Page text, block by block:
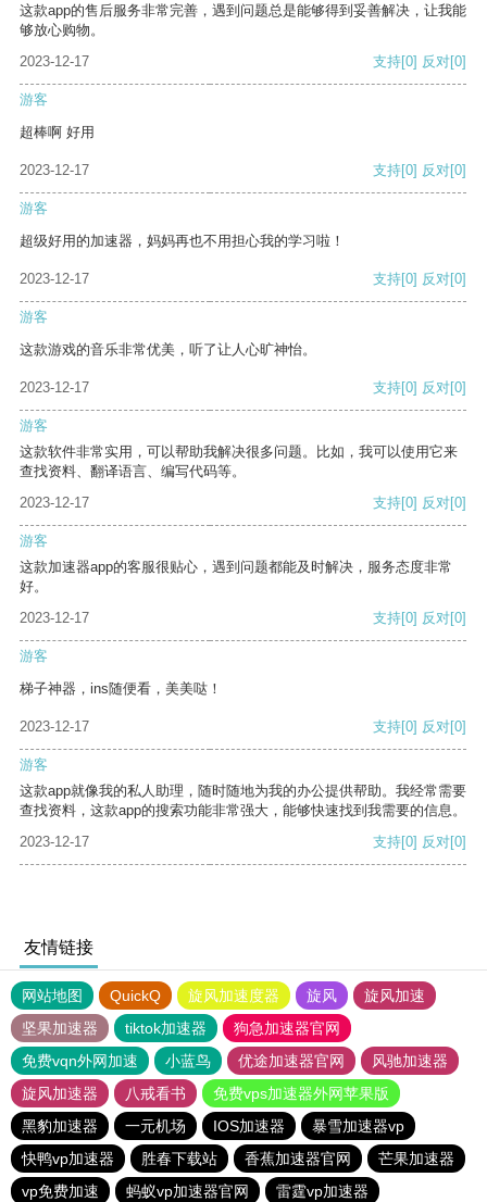
这款app的售后服务非常完善，遇到问题总是能够得到妥善解决，让我能
够放心购物。
2023-12-17
支持[0] 反对[0]
游客
超棒啊 好用
2023-12-17 支持[0] 反对[0]
游客
超级好用的加速器，妈妈再也不用担心我的学习啦！
2023-12-17 支持[0] 反对[0]
游客
这款游戏的音乐非常优美，听了让人心旷神怡。
2023-12-17 支持[0] 反对[0]
游客
这款软件非常实用，可以帮助我解决很多问题。比如，我可以使用它来
查找资料、翻译语言、编写代码等。
2023-12-17
支持[0] 反对[0]
游客
这款加速器app的客服很贴心，遇到问题都能及时解决，服务态度非常
好。
2023-12-17
支持[0] 反对[0]
游客
梯子神器，ins随便看，美美哒！
2023-12-17 支持[0] 反对[0]
游客
这款app就像我的私人助理，随时随地为我的办公提供帮助。我经常需要
查找资料，这款app的搜索功能非常强大，能够快速找到我需要的信息。
2023-12-17
支持[0] 反对[0]
友情链接
网站地图 QuickQ 旋风加速度器 旋风
旋风加速
坚果加速器
tiktok加速器
狗急加速器官网
免费vqn外网加速
小蓝鸟 优途加速器官网
风驰加速器
旋风加速器
八戒看书
免费vps加速器外网苹果版
黑豹加速器
一元机场 IOS加速器
暴雪加速器vp
快鸭vp加速器
胜春下载站 香蕉加速器官网
芒果加速器
vp免费加速
蚂蚁vp加速器官网 雷霆vp加速器